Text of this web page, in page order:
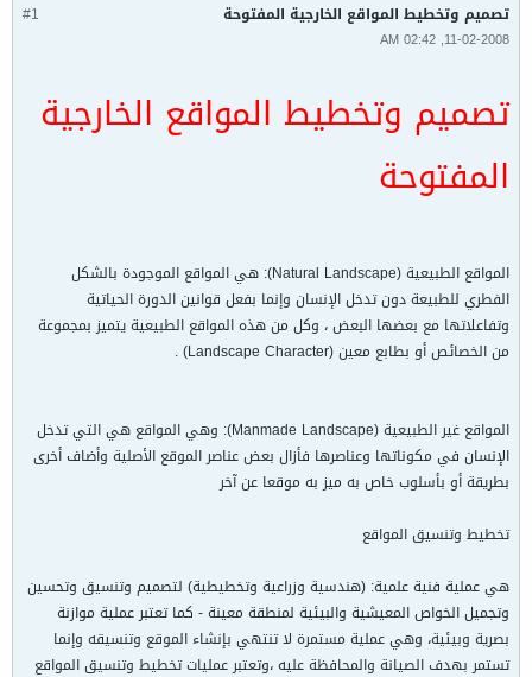
#1 تصميم وتخطيط المواقع الخارجية المفتوحة
11-02-2008, 02:42 AM
تصميم وتخطيط المواقع الخارجية
المفتوحة
المواقع الطبيعية (Natural Landscape): هي المواقع الموجودة بالشكل
الفطري للطبيعة دون تدخل الإنسان وإنما بفعل قوانين الدورة الحياتية
وتفاعلاتها مع بعضها البعض ، وكل من هذه المواقع الطبيعية يتميز بمجموعة
من الخصائص أو بطابع معين (Landscape Character) .
المواقع غير الطبيعية (Manmade Landscape): وهي المواقع هي التي تدخل
الإنسان في مكوناتها وعناصرها فأزال بعض عناصر الموقع الأصلية وأضاف أخرى
بطريقة أو بأسلوب خاص به ميز به موقعا عن آخر
تخطيط وتنسيق المواقع
هي عملية فنية علمية: (هندسية وزراعية وتخطيطية) لتصميم وتنسيق وتحسين
وتجميل الخواص المعيشية والبيئية لمنطقة معينة - كما تعتبر عملية موازنة
بصرية وبيئية، وهي عملية مستمرة لا تنتهي بإنشاء الموقع وتنسيقه وإنما
تستمر بهدف الصيانة والمحافظة عليه ،وتعتبر عمليات تخطيط وتنسيق المواقع